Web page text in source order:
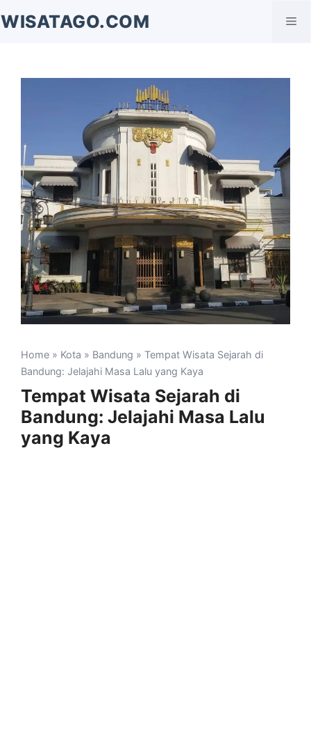
ke
WISATAGO.COM
Home » Kota » Bandung » Tempat Wisata Sejarah di
Bandung: Jelajahi Masa Lalu yang Kaya
Tempat Wisata Sejarah di
Bandung: Jelajahi Masa Lalu
yang Kaya